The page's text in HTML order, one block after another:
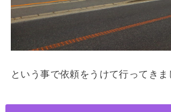
という事で依頼をうけて行ってきま